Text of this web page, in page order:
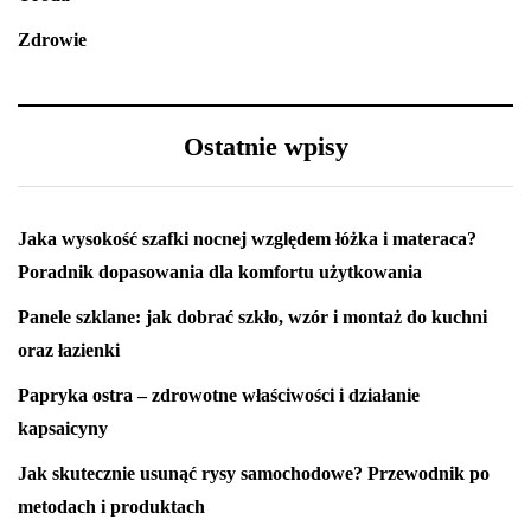
Zdrowie
Ostatnie wpisy
Jaka wysokość szafki nocnej względem łóżka i materaca?
Poradnik dopasowania dla komfortu użytkowania
Panele szklane: jak dobrać szkło, wzór i montaż do kuchni
oraz łazienki
Papryka ostra – zdrowotne właściwości i działanie
kapsaicyny
Jak skutecznie usunąć rysy samochodowe? Przewodnik po
metodach i produktach